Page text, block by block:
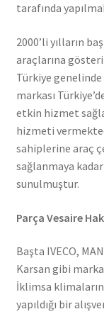
tarafında
2000’li yılların
araçlarına
Türkiye genelinde
markası
etkin hizmet
hizmeti
sahiplerine araç
sağlanmaya
sunulmuştur.
Parça Vesaire
Başta IVECO,
Karsan gibi
İklimsa
yapıldığı bir